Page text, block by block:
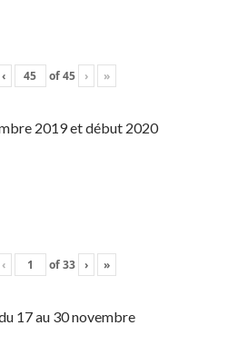
‹ of45 › »
2019 et début 2020
‹ of33 › »
17 au 30 novembre